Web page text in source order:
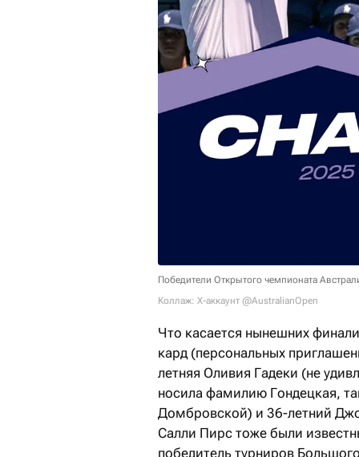
Победители Открытого чемпионата
Коллаж: X-аккаунт @AustralianOpen
Что касается нынешних
кард (персональных
летняя Оливия Гадеки (не
носила фамилию Гондецкая,
Домбровской) и 36-летний
Салли Пирс тоже были
победитель турниров